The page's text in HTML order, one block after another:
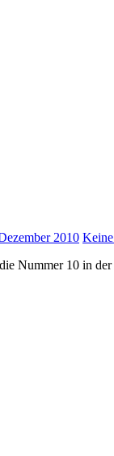
2010
die Nummer 10 in